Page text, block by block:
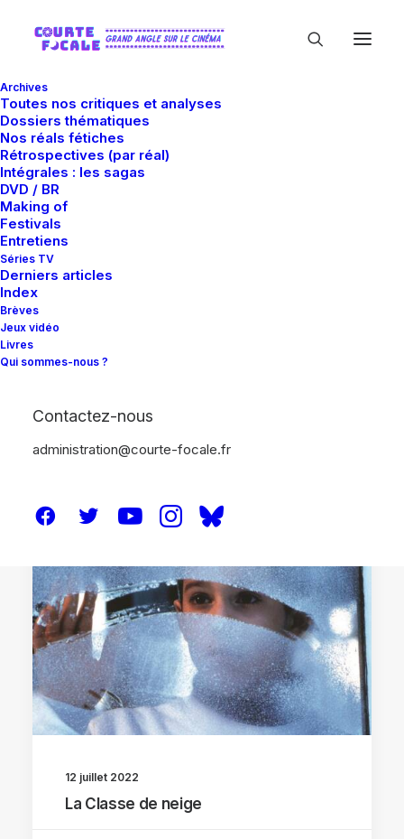
Archives
Toutes nos critiques et analyses
Dossiers thématiques
Nos réals fétiches
Rétrospectives (par réal)
Intégrales : les sagas
DVD / BR
Making of
Festivals
Entretiens
Séries TV
Derniers articles
Index
Brèves
Jeux vidéo
Livres
Qui sommes-nous ?
Contactez-nous
administration@courte-focale.fr
Guillaume Schiffman
12 juillet 2022
La Classe de neige